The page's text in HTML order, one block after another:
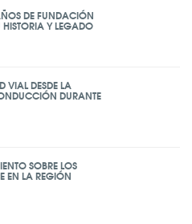
DE FUNDACIÓN
Y LEGADO
VIAL DESDE LA
DURANTE
SOBRE LOS
EN LA REGIÓN